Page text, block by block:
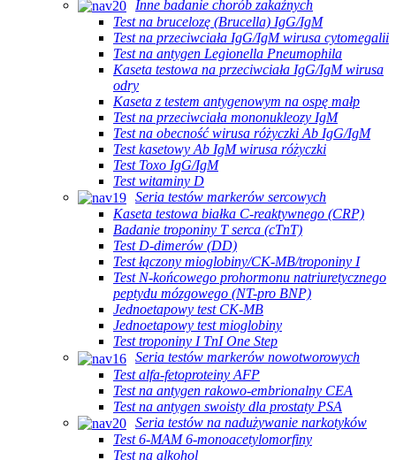
Inne badanie chorób zakaźnych
Test na brucelozę (Brucella) IgG/IgM
Test na przeciwciała IgG/IgM wirusa cytomegalii
Test na antygen Legionella Pneumophila
Kaseta testowa na przeciwciała IgG/IgM wirusa
odry
Kaseta z testem antygenowym na ospę małp
Test na przeciwciała mononukleozy IgM
Test na obecność wirusa różyczki Ab IgG/IgM
Test kasetowy Ab IgM wirusa różyczki
Test Toxo IgG/IgM
Test witaminy D
Seria testów markerów sercowych
Kaseta testowa białka C-reaktywnego (CRP)
Badanie troponiny T serca (cTnT)
Test D-dimerów (DD)
Test łączony mioglobiny/CK-MB/troponiny I
Test N-końcowego prohormonu natriuretycznego
peptydu mózgowego (NT-pro BNP)
Jednoetapowy test CK-MB
Jednoetapowy test mioglobiny
Test troponiny I TnI One Step
Seria testów markerów nowotworowych
Test alfa-fetoproteiny AFP
Test na antygen rakowo-embrionalny CEA
Test na antygen swoisty dla prostaty PSA
Seria testów na nadużywanie narkotyków
Test 6-MAM 6-monoacetylomorfiny
Test na alkohol